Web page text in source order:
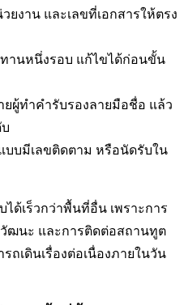
งาน และเลขที่เอกสารให้ตรง
ทานหนึ่งรอบ แก้ไขได้ก่อนขั้น
ยผู้ทำคำรับรองลายมือชื่อ แล้ว
บบมีเลขติดตาม หรือนัดรับใน
ด้เร็วกว่าพื้นที่อื่น เพราะการ
ฒนะ และการติดต่อสถานทูต
ถเดินเรื่องต่อเนื่องภายในวัน